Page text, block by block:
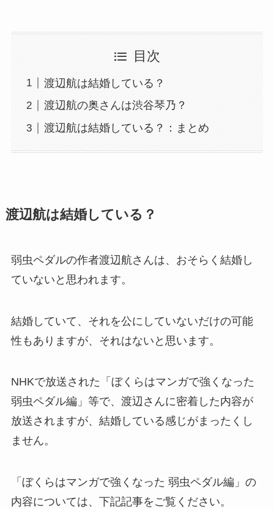
目次
渡辺航は結婚している？
渡辺航の奥さんは渋谷琴乃？
渡辺航は結婚している？：まとめ
渡辺航は結婚している？
弱虫ペダルの作者渡辺航さんは、おそらく結婚し
ていないと思われます。
結婚していて、それを公にしていないだけの可能
性もありますが、それはないと思います。
NHKで放送された「ぼくらはマンガで強くなった
弱虫ペダル編」等で、渡辺さんに密着した内容が
放送されますが、結婚している感じがまったくし
ません。
「ぼくらはマンガで強くなった 弱虫ペダル編」の
内容については、下記記事をご覧ください。